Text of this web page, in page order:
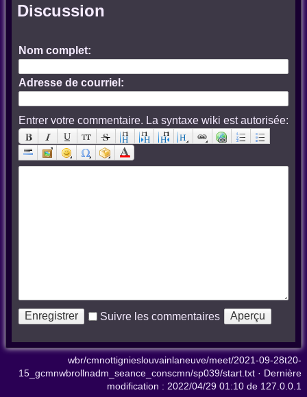
Discussion
Nom complet:
Adresse de courriel:
Entrer votre commentaire. La syntaxe wiki est autorisée:
Suivre les commentaires
wbr/cmnottignieslouvainlaneuve/meet/2021-09-28t20-
15_gcmnwbrollnadm_seance_conscmn/sp039/start.txt · Dernière
modification : 2022/04/29 01:10 de 127.0.0.1